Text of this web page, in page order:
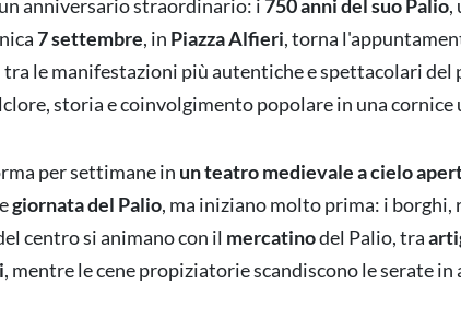
anniversario straordinario: i 750 anni del suo Palio,
7 settembre, in Piazza Alfieri, torna
le manifestazioni più autentiche e spettacolari del
storia e coinvolgimento popolare in una cornice
per settimane in un teatro medievale a cielo
giornata del Palio, ma iniziano molto prima: i borghi,
centro si animano con il mercatinodel Palio, tra
, mentre le cene propiziatorie scandiscono le serate in